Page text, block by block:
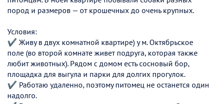
пород и размеров — от крошечных до очень крупных.
Условия:
✔ Живу в двух комнатной квартире) у м. Октябрьское
поле (во второй комнате живет подруга, которая также
любит животных). Рядом с домом есть сосновый бор,
площадка для выгула и парки для долгих прогулок.
✔ Работаю удаленно, поэтому питомец не останется один
надолго.